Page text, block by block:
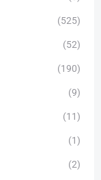
(525)
(52)
(190)
(9)
(11)
(1)
(2)